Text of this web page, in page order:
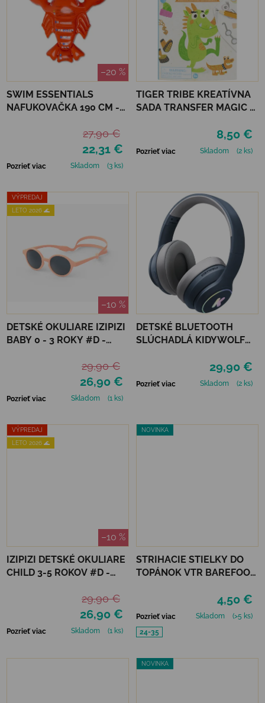
–20 %
SWIM ESSENTIALS
NAFUKOVAČKA 190 CM -
22,31 €
27,90 €
Pozrieť viac Skladom (3 ks)
TIGER TRIBE KREATÍVNA
SADA TRANSFER MAGIC -
8,50 €
Pozrieť viac Skladom (2 ks)
VÝPREDAJ
LETO 2026 🌊
–10 %
DETSKÉ OKULIARE IZIPIZI
BABY 0 - 3 ROKY #D -
26,90 €
29,90 €
Pozrieť viac Skladom (1 ks)
DETSKÉ BLUETOOTH
SLÚCHADLÁ KIDYWOLF
29,90 €
Pozrieť viac Skladom (2 ks)
VÝPREDAJ
LETO 2026 🌊
–10 %
IZIPIZI DETSKÉ OKULIARE
CHILD 3-5 ROKOV #D -
26,90 €
29,90 €
Pozrieť viac Skladom (1 ks)
NOVINKA
STRIHACIE STIELKY DO
TOPÁNOK VTR BAREFOOT
4,50 €
Pozrieť viac Skladom
(>5 ks)
24-35
NOVINKA